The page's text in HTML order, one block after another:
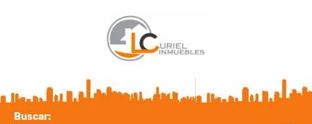
Buscar: